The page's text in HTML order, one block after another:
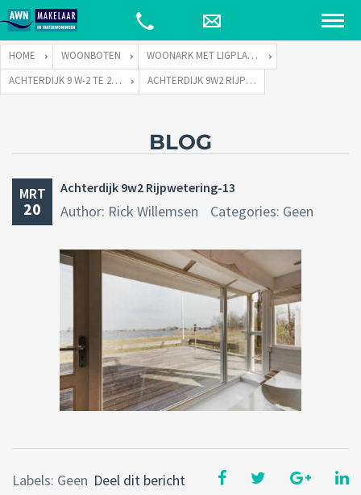
HOME WOONBOTEN
WOONARK MET LIGPLAATS
ACHTERDIJK 9 W-2 TE 2375 XJ RIJPWETERING
ACHTERDIJK 9W2 RIJPWETERING-13
BLOG
MRT
20
Achterdijk 9w2 Rijpwetering-13
Author: Rick Willemsen Categories: Geen
Deel dit bericht
Labels: Geen